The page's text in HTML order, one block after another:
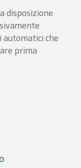
disposizione
che
prima